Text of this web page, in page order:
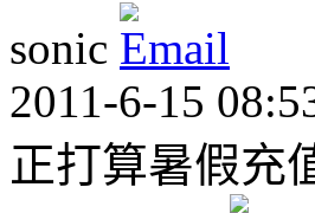
sonic
2011-6-15
正打算暑假充